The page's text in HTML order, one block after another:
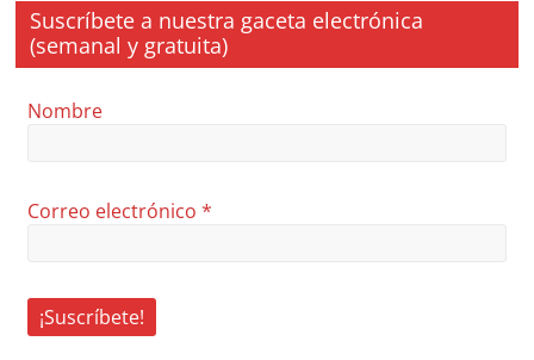
Suscríbete a nuestra gaceta electrónica
(semanal y gratuita)
Nombre
Correo electrónico*